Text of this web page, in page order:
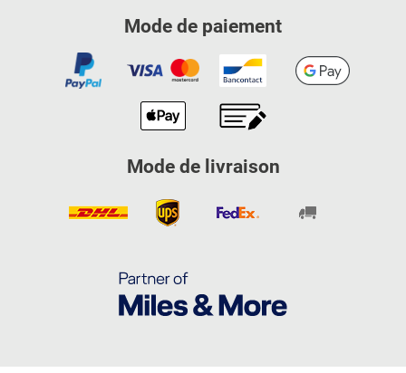
Mode de paiement
Mode de livraison